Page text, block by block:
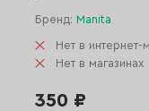
Бренд: Manita
Нет в интернет-
Нет в магазинах
350 ₽